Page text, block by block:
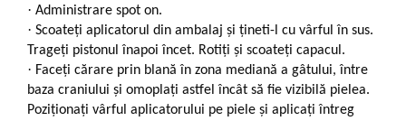
· Administrare spot on.
· Scoateţi aplicatorul din ambalaj şi ţineti-l cu vârful în sus.
Trageţi pistonul înapoi încet. Rotiţi şi scoateţi capacul.
· Faceţi cărare prin blană în zona mediană a gâtului, între
baza craniului şi omoplaţi astfel încât să fie vizibilă pielea.
Poziţionaţi vârful aplicatorului pe piele şi aplicaţi întreg